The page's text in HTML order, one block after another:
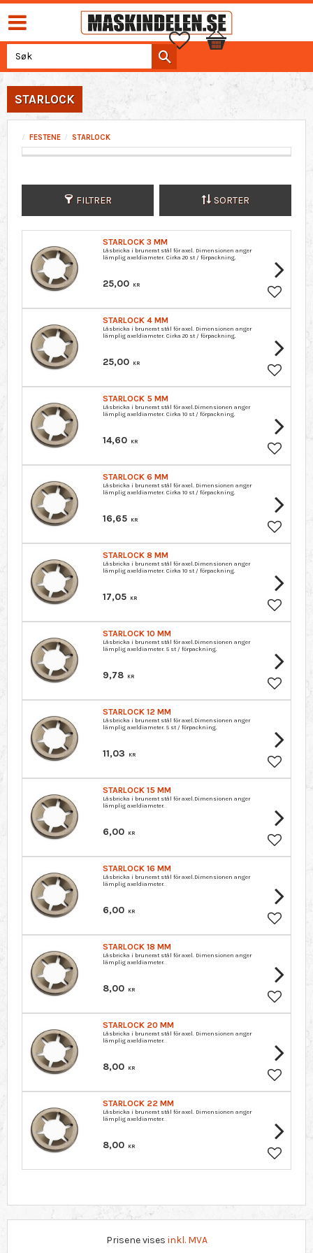
Favoritter
Handlekurv
STARLOCK
FESTENE STARLOCK
FILTRER SORTER
STARLOCK 3 MM
Låsbricka i brunerat stål för axel. Dimensionen anger
lämplig axeldiameter. Cirka 20 st / förpackning.
25,00 KR
Lagre
STARLOCK 4 MM
Låsbricka i brunerat stål för axel. Dimensionen anger
lämplig axeldiameter. Cirka 20 st / förpackning.
25,00 KR
Lagre
STARLOCK 5 MM
Låsbricka i brunerat stål för axel.Dimensionen anger
lämplig axeldiameter. Cirka 10 st / förpackning.
14,60 KR
Lagre
STARLOCK 6 MM
Låsbricka i brunerat stål för axel. Dimensionen anger
lämplig axeldiameter. Cirka 10 st / förpackning.
16,65 KR
Lagre
STARLOCK 8 MM
Låsbricka i brunerat stål för axel.Dimensionen anger
lämplig axeldiameter. Cirka 10 st / förpackning.
17,05 KR
Lagre
STARLOCK 10 MM
Låsbricka i brunerat stål för axel.Dimensionen anger
lämplig axeldiameter. 5 st / förpackning.
9,78 KR
Lagre
STARLOCK 12 MM
Låsbricka i brunerat stål för axel.Dimensionen anger
lämplig axeldiameter. 5 st / förpackning.
11,03 KR
Lagre
STARLOCK 15 MM
Låsbricka i brunerat stål för axel.Dimensionen anger
lämplig axeldiameter.
6,00 KR
Lagre
STARLOCK 16 MM
Låsbricka i brunerat stål för axel.Dimensionen anger
lämplig axeldiameter.
6,00 KR
Lagre
STARLOCK 18 MM
Låsbricka i brunerat stål för axel. Dimensionen anger
lämplig axeldiameter.
8,00 KR
Lagre
STARLOCK 20 MM
Låsbricka i brunerat stål för axel. Dimensionen anger
lämplig axeldiameter.
8,00 KR
Lagre
STARLOCK 22 MM
Låsbricka i brunerat stål för axel. Dimensionen anger
lämplig axeldiameter.
8,00 KR
Lagre
Prisene vises inkl. MVA